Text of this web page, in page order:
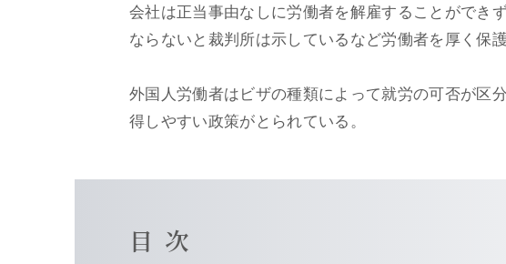
会社は正当事由なしに労働者を解雇することができ
ならないと裁判所は示しているなど労働者を厚く保護
外国人労働者はビザの種類によって就労の可否が区
得しやすい政策がとられている。
目次